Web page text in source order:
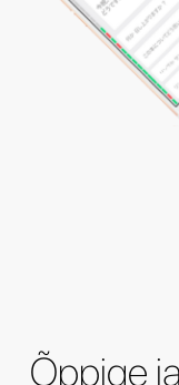
Õppige